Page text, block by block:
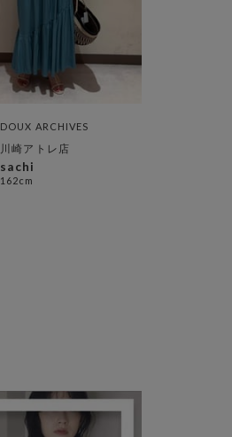
DOUX ARCHIVES
川崎アトレ店
sachi
162cm